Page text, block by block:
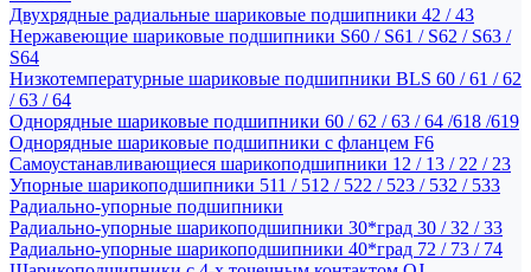
Двухрядные радиальные шариковые подшипники 42 / 43
Нержавеющие шариковые подшипники S60 / S61 / S62 / S63 /
S64
Низкотемпературные шариковые подшипники BLS 60 / 61 / 62
/ 63 / 64
Однорядные шариковые подшипники 60 / 62 / 63 / 64 /618 /619
Однорядные шариковые подшипники с фланцем F6
Самоустанавливающиеся шарикоподшипники 12 / 13 / 22 / 23
Упорные шарикоподшипники 511 / 512 / 522 / 523 / 532 / 533
Радиально-упорные подшипники
Радиально-упорные шарикоподшипники 30*град 30 / 32 / 33
Радиально-упорные шарикоподшипники 40*град 72 / 73 / 74